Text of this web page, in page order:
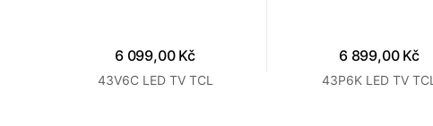
6 099,00 Kč
43V6C LED TV TCL
6 899,00 Kč
43P6K LED TV TCL